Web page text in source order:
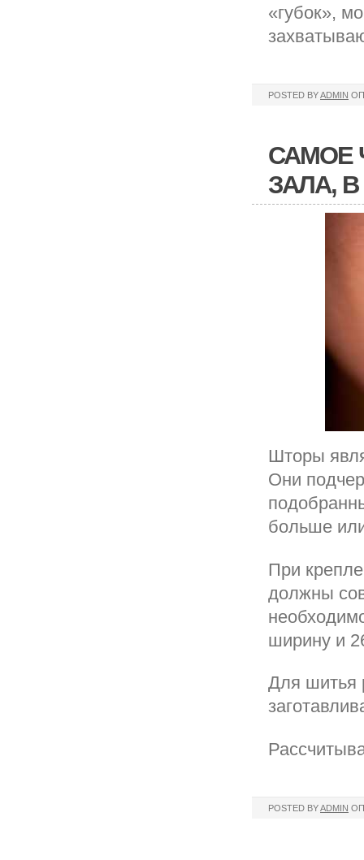
«губок»,
POSTED BYADMIN
САМОЕ
ЗАЛА,
Шторы
Они
больше
При
должны
ширину и
Для шитья
POSTED BYADMIN